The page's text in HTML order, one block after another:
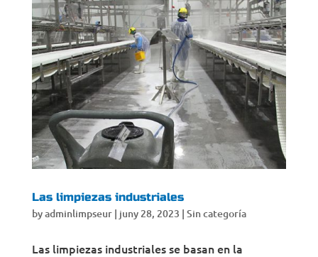
Las limpiezas industriales
byadminlimpseur| juny 28, 2023 | Sin categoría
Las limpiezas industriales se basan en la